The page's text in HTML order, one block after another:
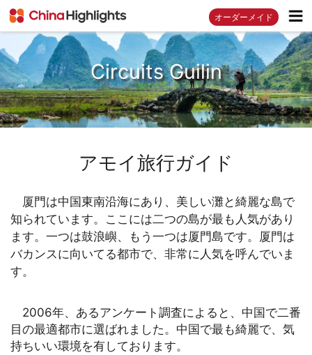
オーダーメイド
Circuits Guilin
アモイ旅行ガイド
厦門は中国東南沿海にあり、美しい灘と綺麗な島で
知られています。ここには二つの島が最も人気があり
ます。一つは鼓浪嶼、もう一つは厦門島です。厦門は
バカンスに向いてる都市で、非常に人気を呼んでいま
す。
2006年、あるアンケート調査によると、中国で二番
目の最適都市に選ばれました。中国で最も綺麗で、気
持ちいい環境を有しております。